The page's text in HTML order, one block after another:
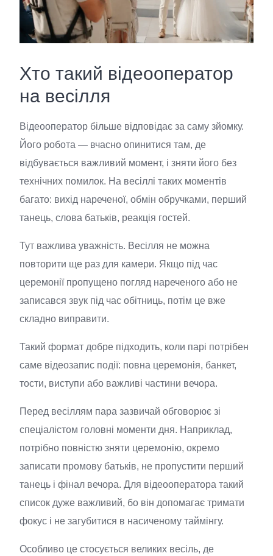
Хто такий відеооператор
на весілля
Відеооператор більше відповідає за саму зйомку.
Його робота — вчасно опинитися там, де
відбувається важливий момент, і зняти його без
технічних помилок. На весіллі таких моментів
багато: вихід нареченої, обмін обручками, перший
танець, слова батьків, реакція гостей.
Тут важлива уважність. Весілля не можна
повторити ще раз для камери. Якщо під час
церемонії пропущено погляд нареченого або не
записався звук під час обітниць, потім це вже
складно виправити.
Такий формат добре підходить, коли парі потрібен
саме відеозапис події: повна церемонія, банкет,
тости, виступи або важливі частини вечора.
Перед весіллям пара зазвичай обговорює зі
спеціалістом головні моменти дня. Наприклад,
потрібно повністю зняти церемонію, окремо
записати промову батьків, не пропустити перший
танець і фінал вечора. Для відеооператора такий
список дуже важливий, бо він допомагає тримати
фокус і не загубитися в насиченому таймінгу.
Особливо це стосується великих весіль, де